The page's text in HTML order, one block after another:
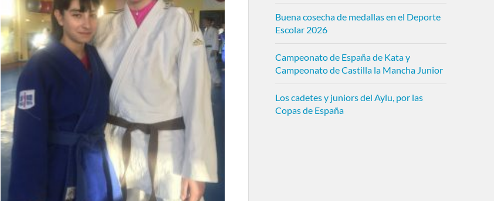
Buena cosecha de medallas en el Deporte
Escolar 2026
Campeonato de España de Kata y
Campeonato de Castilla la Mancha Junior
Los cadetes y juniors del Aylu, por las
Copas de España